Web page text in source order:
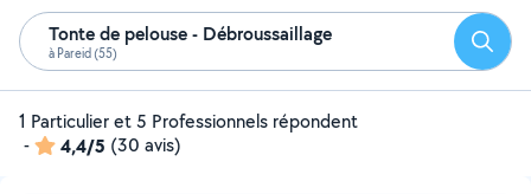
Tonte de pelouse - Débroussaillage
à Pareid (55)
1 Particulier et 5 Professionnels répondent
-
4,4/5 (30 avis)